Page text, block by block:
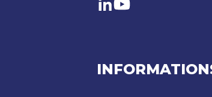
LinkedIn
Youtube